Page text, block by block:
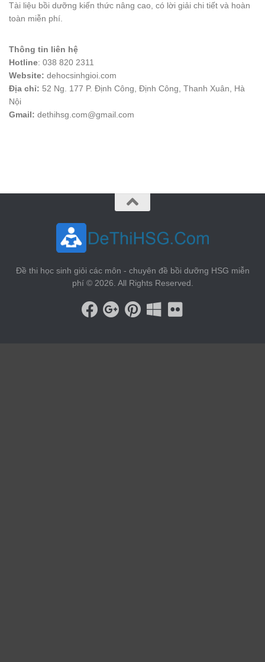
Tài liệu bồi dưỡng kiến thức nâng cao, có lời giải chi tiết và hoàn
toàn miễn phí.
Thông tin liên hệ
Hotline: 038 820 2311
Website: dehocsinhgioi.com
Địa chỉ: 52 Ng. 177 P. Định Công, Định Công, Thanh Xuân, Hà
Nội
Gmail: dethihsg.com@gmail.com
Đề thi học sinh giỏi các môn - chuyên đề bồi dưỡng HSG miễn
phí © 2026. All Rights Reserved.